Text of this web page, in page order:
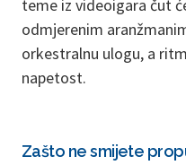
teme iz videoigara čut
odmjerenim
orkestralnu ulogu, a
napetost.
Zašto ne smijete